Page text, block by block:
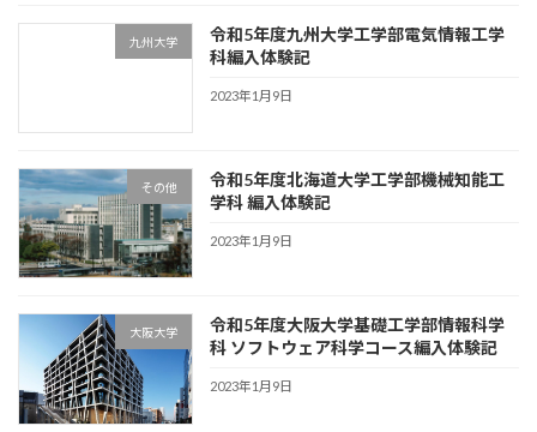
九州大学
令和5年度九州大学工学部電気情報工学
科編入体験記
2023年1月9日
その他
令和5年度北海道大学工学部機械知能工
学科 編入体験記
2023年1月9日
大阪大学
令和5年度大阪大学基礎工学部情報科学
科 ソフトウェア科学コース編入体験記
2023年1月9日